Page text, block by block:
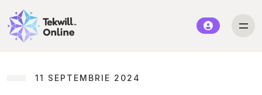
11 SEPTEMBRIE 2024